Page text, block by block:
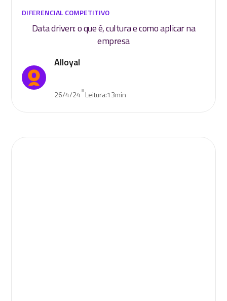
DIFERENCIAL COMPETITIVO
Data driven: o que é, cultura e como aplicar na
empresa
Alloyal
26/4/24•Leitura:13min